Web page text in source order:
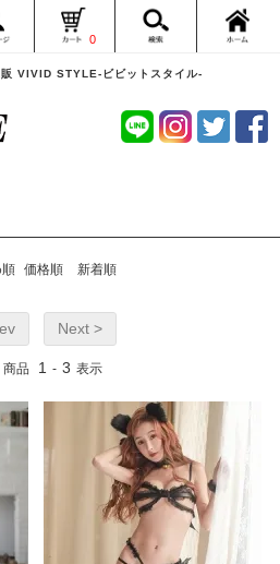
VIVID STYLE-ビビットスタイル-
0
順 価格順 新着順
Next >
商品 1 - 3 表示